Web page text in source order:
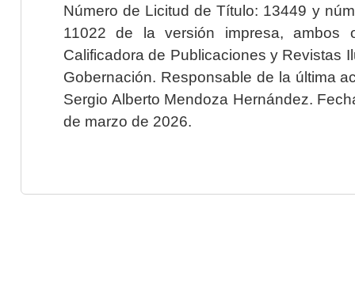
Número de Licitud de Título: 13449 y
11022 de la versión impresa, ambos
Calificadora de Publicaciones y Revistas
Gobernación. Responsable de la última
Sergio Alberto Mendoza Hernández.
de marzo de 2026.